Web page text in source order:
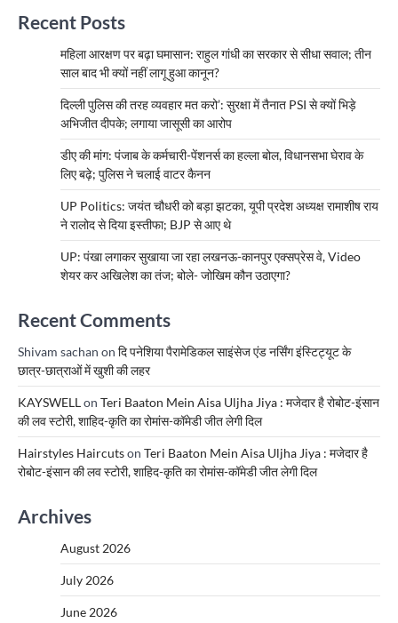
Recent Posts
महिला आरक्षण पर बढ़ा घमासान: राहुल गांधी का सरकार से सीधा सवाल; तीन
साल बाद भी क्यों नहीं लागू हुआ कानून?
दिल्ली पुलिस की तरह व्यवहार मत करो’: सुरक्षा में तैनात PSI से क्यों भिड़े
अभिजीत दीपके; लगाया जासूसी का आरोप
डीए की मांग: पंजाब के कर्मचारी-पेंशनर्स का हल्ला बोल, विधानसभा घेराव के
लिए बढ़े; पुलिस ने चलाई वाटर कैनन
UP Politics: जयंत चौधरी को बड़ा झटका, यूपी प्रदेश अध्यक्ष रामाशीष राय
ने रालोद से दिया इस्तीफा; BJP से आए थे
UP: पंखा लगाकर सुखाया जा रहा लखनऊ-कानपुर एक्सप्रेस वे, Video
शेयर कर अखिलेश का तंज; बोले- जोखिम कौन उठाएगा?
Recent Comments
Shivam sachan on दि पनेशिया पैरामेडिकल साइंसेज एंड नर्सिंग इंस्टिट्यूट के
छात्र-छात्राओं में खुशी की लहर
KAYSWELLon Teri Baaton Mein Aisa Uljha Jiya : मजेदार है रोबोट-इंसान
की लव स्टोरी, शाहिद-कृति का रोमांस-कॉमेडी जीत लेगी दिल
Hairstyles Haircutson Teri Baaton Mein Aisa Uljha Jiya : मजेदार है
रोबोट-इंसान की लव स्टोरी, शाहिद-कृति का रोमांस-कॉमेडी जीत लेगी दिल
Archives
August 2026
July 2026
June 2026